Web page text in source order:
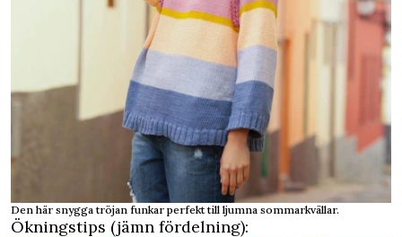
Den här snygga tröjan funkar perfekt till ljumna sommarkvällar.
Ökningstips (jämn fördelning):